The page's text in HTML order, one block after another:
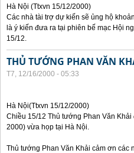
Hà Nội (Ttxvn 15/12/2000)
Các nhà tài trợ dự kiến sẽ ủng hộ
là ý kiến đưa ra tại phiên bế mạc Hội
15/12.
THỦ TƯỚNG PHAN VĂN
T7, 12/16/2000 - 05:33
Hà Nội(Ttxvn 15/12/2000)
Chiều 15/12 Thủ tướng Phan Văn
2000) vừa họp tại Hà Nội.
Thủ tướng Phan Văn Khải cảm ơn các